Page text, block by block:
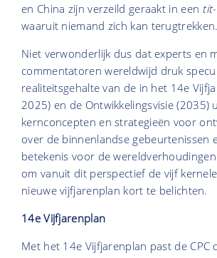
en China zijn verzeild geraakt in een
waaruit niemand zich kan terugtrekken.
Niet verwonderlijk dus dat experts en
commentatoren wereldwijd druk
realiteitsgehalte van de in het 14e
2025) en de Ontwikkelingsvisie (2035)
kernconcepten en strategieën voor
over de binnenlandse gebeurtenissen
betekenis voor de
om vanuit dit perspectief de vijf
nieuwe vijfjarenplan kort te belichten.
14e Vijfjarenplan
Met het 14e Vijfjarenplan past de CPC